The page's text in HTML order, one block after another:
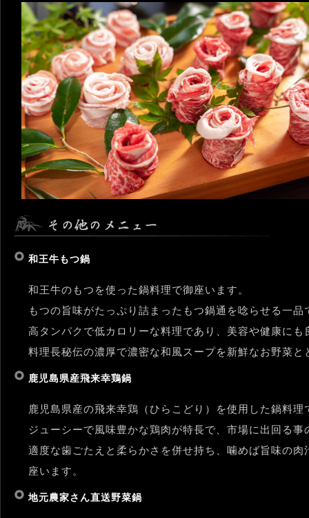
和王牛もつ鍋
和王牛のもつを使った鍋料理で御座います。
もつの旨味がたっぷり詰まったもつ鍋通を唸らせる一品
高タンパクで低カロリーな料理であり、美容や健康にも
料理長秘伝の濃厚で濃密な和風スープを新鮮なお野菜
鹿児島県産飛来幸鶏鍋
鹿児島県産の飛来幸鶏（ひらこどり）を使用した鍋料理
ジューシーで風味豊かな鶏肉が特長で、市場に出回る
適度な歯ごたえと柔らかさを併せ持ち、噛めば旨味の
座います。
地元農家さん直送野菜鍋